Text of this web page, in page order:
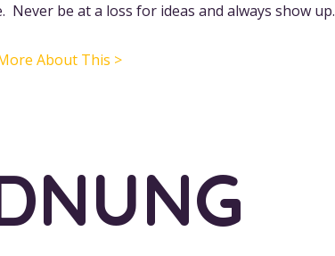
be at a loss for ideas and always show up.
About This >